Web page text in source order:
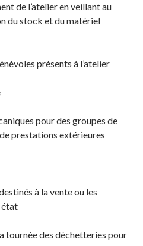
de l’atelier en veillant au
du stock et du matériel
présents à l’atelier
pour des groupes de
prestations extérieures
à la vente ou les
état
tournée des déchetteries pour